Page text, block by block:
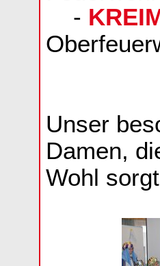
-
Unser
Damen,
Wohl